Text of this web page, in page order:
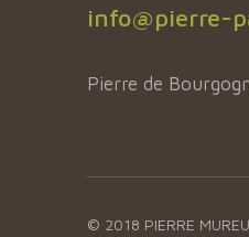
info@pierre-
Pierre de
© 2018 PIERRE